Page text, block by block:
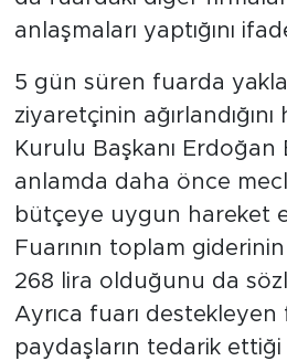
anlaşmaları yaptığını
5 gün süren fuarda
ziyaretçinin
Kurulu Başkanı Erdoğan
anlamda daha önce
bütçeye uygun hareket
Fuarının toplam
268 lira olduğunu da
Ayrıca fuarı
paydaşların tedarik